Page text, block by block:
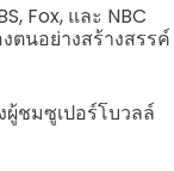
Fox, และ NBC
นอย่างสร้างสรรค์
ชมซูเปอร์โบวลล์